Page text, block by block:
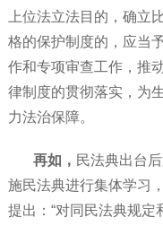
上位法立法目的，确立
格的保护制度的，应当
作和专项审查工作，推
律制度的贯彻落实，为
力法治保障。
再如， 民法典出台
施民法典进行集体学习
提出：“对同民法典规